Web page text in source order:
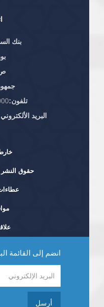
بنك
تلفون:
البريد
حقوق النشر
انضم إلى القائمة
أرسل